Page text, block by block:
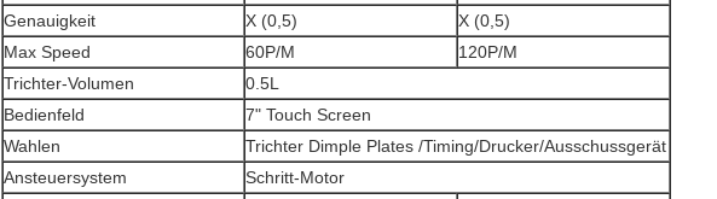
Genauigkeit
X (0,5)
X (0,5)
Max Speed
60P/M
120P/M
Trichter-Volumen
0.5L
Bedienfeld
7" Touch Screen
Wahlen
Trichter Dimple Plates /Timing/Drucker/Ausschussgerät
Ansteuersystem
Schritt-Motor